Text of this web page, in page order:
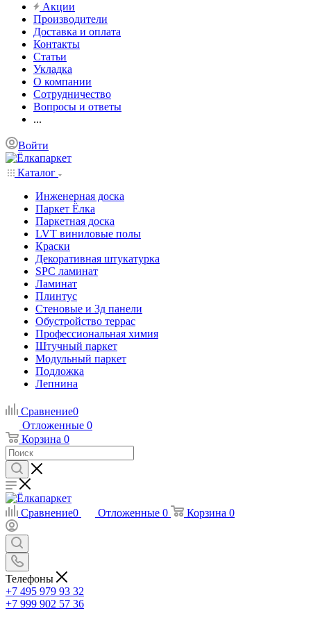
Акции
Производители
Доставка и оплата
Контакты
Статьи
Укладка
О компании
Сотрудничество
Вопросы и ответы
...
Войти
Каталог
Инженерная доска
Паркет Ёлка
Паркетная доска
LVT виниловые полы
Краски
Декоративная штукатурка
SPC ламинат
Ламинат
Плинтус
Стеновые и 3д панели
Обустройство террас
Профессиональная химия
Штучный паркет
Модульный паркет
Подложка
Лепнина
Сравнение0
Отложенные 0
Корзина 0
Сравнение0 Отложенные 0 Корзина 0
Телефоны
+7 495 979 93 32
+7 999 902 57 36